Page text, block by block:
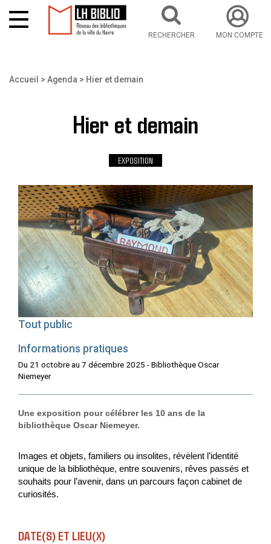
RECHERCHER MON COMPTE
Accueil Agenda Hier et demain
Hier et demain
EXPOSITION
Tout public
Informations pratiques
Du 21 octobre au 7 décembre 2025 - Bibliothèque Oscar
Niemeyer
Une exposition pour célébrer les 10 ans de la
bibliothèque Oscar Niemeyer.
Images et objets, familiers ou insolites, révèlent l’identité
unique de la bibliothèque, entre souvenirs, rêves passés et
souhaits pour l’avenir, dans un parcours façon cabinet de
curiosités.
DATE(S) ET LIEU(X)